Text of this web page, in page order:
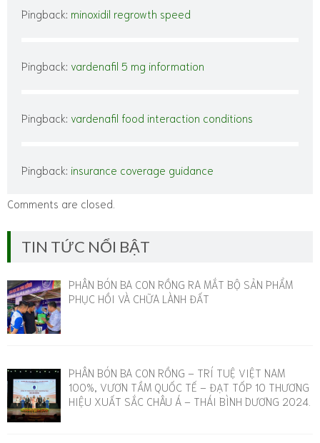
Pingback: minoxidil regrowth speed
Pingback: vardenafil 5 mg information
Pingback: vardenafil food interaction conditions
Pingback: insurance coverage guidance
Comments are closed.
TIN TỨC NỔI BẬT
PHÂN BÓN BA CON RỒNG RA MẮT BỘ SẢN PHẨM
PHỤC HỒI VÀ CHỮA LÀNH ĐẤT
PHÂN BÓN BA CON RỒNG – TRÍ TUỆ VIỆT NAM
100%, VƯƠN TẦM QUỐC TẾ – ĐẠT TỐP 10 THƯƠNG
HIỆU XUẤT SẮC CHÂU Á – THÁI BÌNH DƯƠNG 2024.